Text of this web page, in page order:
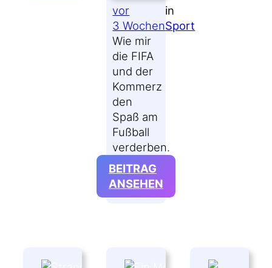
AUGUST
vor
3 Wochen
in
Sport
Wie mir
die FIFA
und der
Kommerz
den
Spaß am
Fußball
verderben.
BEITRAG
ANSEHEN
FRÜHER
FUSSBALL G